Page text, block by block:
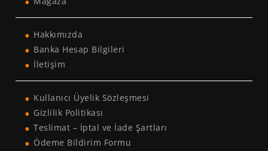
Hakkımızda
Banka Hesap Bilgileri
İletişim
Kullanıcı Üyelik Sözleşmesi
Gizlilik Politikası
Teslimat – İptal ve İade Şartları
Ödeme Bildirim Formu